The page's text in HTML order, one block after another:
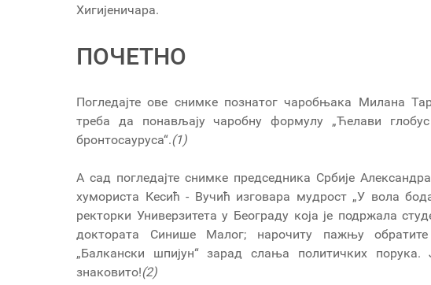
Хигијеничара.
ПОЧЕТНО
Погледајте ове снимке познатог чаробњака Милана
треба да понављају чаробну формулу „Ћелави
бронтосауруса“.(1)
А сад погледајте снимке председника Србије
хумориста Кесић - Вучић изговара мудрост „У вола
ректорки Универзитета у Београду која је подржала
доктората Синише Малог; нарочиту пажњу
„Балкански шпијун“ зарад слања политичких
знаковито!(2)